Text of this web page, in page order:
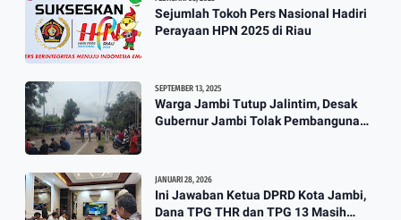
Sejumlah Tokoh Pers Nasional Hadiri
Perayaan HPN 2025 di Riau
SEPTEMBER 13, 2025
Warga Jambi Tutup Jalintim, Desak
Gubernur Jambi Tolak Pembangunan
JANUARI 28, 2026
Ini Jawaban Ketua DPRD Kota Jambi,
Dana TPG THR dan TPG 13 Masih